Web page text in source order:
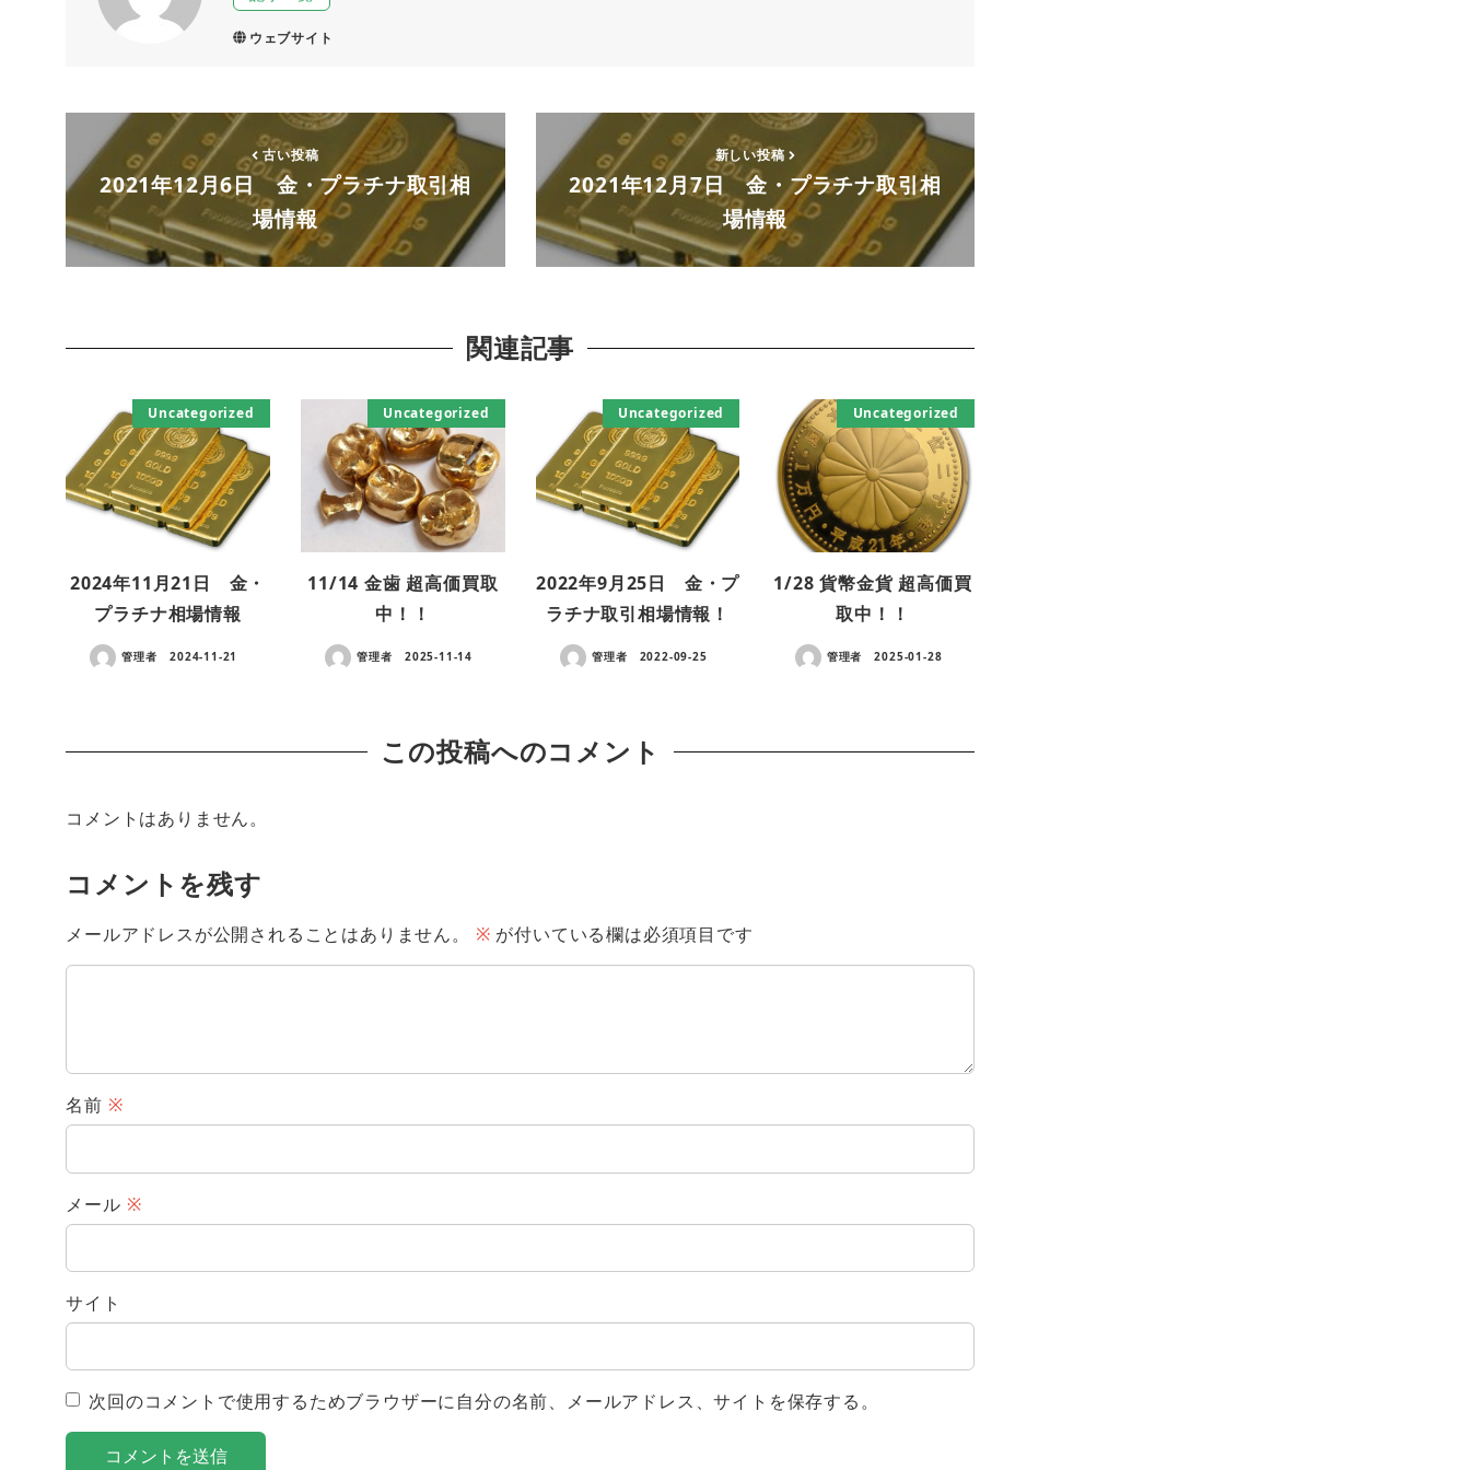
ウェブサイト
古い投稿
2021年12月6日 金・プラチナ取引相
場情報
新しい投稿
2021年12月7日 金・プラチナ取引相
場情報
関連記事
Uncategorized
2024年11月21日 金・
プラチナ相場情報
管理者 2024-11-21
Uncategorized
11/14 金歯 超高価買取
中！！
管理者 2025-11-14
Uncategorized
2022年9月25日 金・プ
ラチナ取引相場情報！
管理者 2022-09-25
Uncategorized
1/28 貨幣金貨 超高価買
取中！！
管理者 2025-01-28
この投稿へのコメント
コメントはありません。
コメントを残す
メールアドレスが公開されることはありません。 ※ が付いている欄は必須項目です
名前 ※
メール ※
サイト
次回のコメントで使用するためブラウザーに自分の名前、メールアドレス、サイトを保存する。